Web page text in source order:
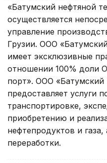
«Батумский нефтяной
осуществляется
управление
Грузии. ООО
имеет эксклюзивные
отношении 100% доли
порт». ООО «Батумский
предоставляет услуги
транспортировке,
приобретению и
нефтепродуктов и
переработки.